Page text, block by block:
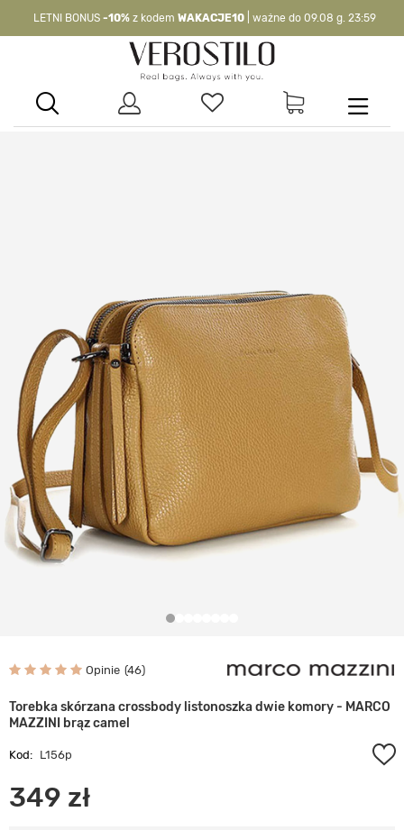
LETNI BONUS -10% z kodem WAKACJE10 | ważne do 09.08 g. 23:59
WAKACJE10| nie dotyczy produktów z flagą OKAZJA >
Opinie 46
Torebka skórzana crossbody listonoszka dwie komory - MARCO
MAZZINI brąz camel
Kod: L156p
349 zł